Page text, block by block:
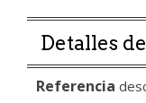
Detalles
Referencia